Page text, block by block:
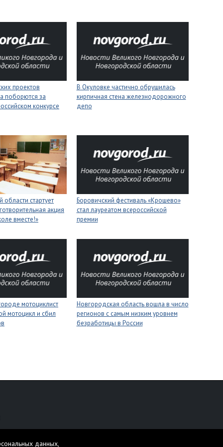
проектов
поборются за
конкурсе
В Окуловке частично обрушилась
кирпичная стена железнодорожного
депо
стартует
акция
вместе!»
Боровичский фестиваль «Крошево»
стал лауреатом всероссийской
премии
мотоциклист
мотоцикл и сбил
Новгородская область вошла в число
регионов с самым низким уровнем
безработицы в России
данных
данных,